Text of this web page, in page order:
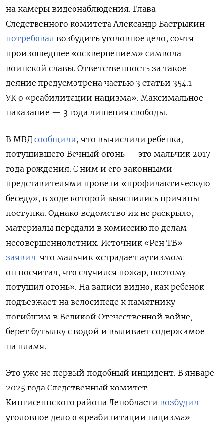
на камеры видеонаблюдения. Глава
Следственного комитета Александр Бастрыкин
потребовал возбудить уголовное дело, сочтя
произошедшее «осквернением» символа
воинской славы. Ответственность за такое
деяние предусмотрена частью 3 статьи 354.1
УК о «реабилитации нацизма». Максимальное
наказание — 3 года лишения свободы.
В МВД сообщили, что вычислили ребенка,
потушившего Вечный огонь — это мальчик 2017
года рождения. С ним и его законными
представителями провели «профилактическую
беседу», в ходе которой выяснились причины
поступка. Однако ведомство их не раскрыло,
материалы передали в комиссию по делам
несовершеннолетних. Источник «Рен ТВ»
заявил, что мальчик «страдает аутизмом:
он посчитал, что случился пожар, поэтому
потушил огонь». На записи видно, как ребенок
подъезжает на велосипеде к памятнику
погибшим в Великой Отечественной войне,
берет бутылку с водой и выливает содержимое
на пламя.
Это уже не первый подобный инцидент. В январе
2025 года Следственный комитет
Кингисеппского района Ленобласти возбудил
уголовное дело о «реабилитации нацизма»